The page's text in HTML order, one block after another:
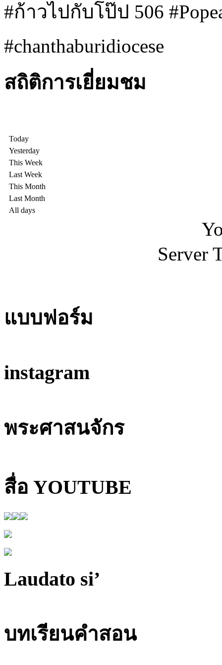
#ก้าวไปกับโป๊ป 506
#chanthaburidiocese
สถิติการเยี่ยมชม
Today
Yesterday
This Week
Last Week
This Month
Last Month
All days
Server
แบบฟอร์ม
instagram
พระศาสนจักร
สื่อ YOUTUBE
Laudato si’
บทเรียนคำสอน